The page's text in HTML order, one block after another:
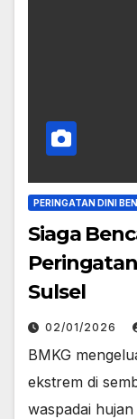
PERINGATAN DINI
Siaga
Sulsel
02/01/2026
BMKG
ekstrem di
waspadai